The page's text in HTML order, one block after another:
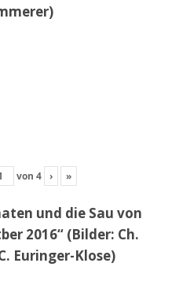
von 4 › »
und die Sau von
2016“ (Bilder: Ch.
Euringer-Klose)